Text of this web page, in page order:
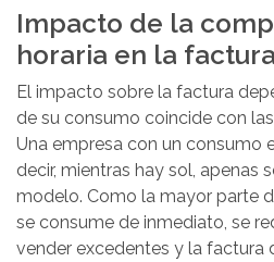
Impacto de la
horaria en la
El impacto sobre la factura
de su consumo coincide con
Una empresa con un consumo
decir, mientras hay sol, apenas
modelo. Como la mayor parte
se consume de inmediato, se
vender excedentes y la factura